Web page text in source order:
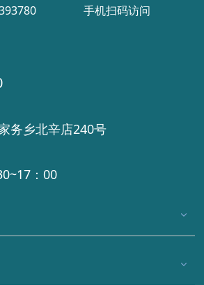
手机扫码访问
务乡北辛店240号
：00